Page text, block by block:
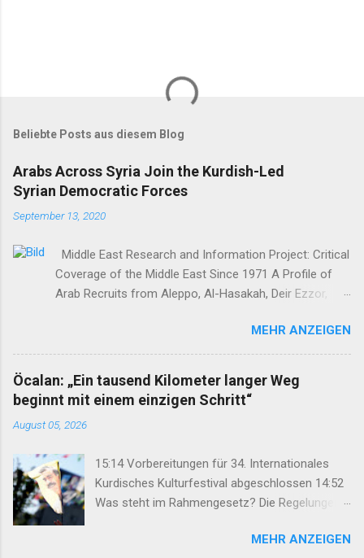
Beliebte Posts aus diesem Blog
Arabs Across Syria Join the Kurdish-Led
Syrian Democratic Forces
September 13, 2020
Middle East Research and Information Project: Critical
Coverage of the Middle East Since 1971 A Profile of
Arab Recruits from Aleppo, Al-Hasakah, Deir Ezzor,
Austin Holmes In: 295 (Summer 2020) I n 2012, as the
so-called Arab Spring protests in Damascus and
elsewhere in Syria descended into a brutal civil war,
President Bashar al-Asad withdrew his forces from
northern Syria to turn their guns on rebels in the south.
Into the vacuum stepped the Democratic Union Party
wing, the People’s Protection Units (Yekîneyên
Parastina Gel, or YPG)—which set up a rudimentary
Autonomous Administration in three cantons: Afrin,
Kobane and Jazira. Surrounded by enemies, the three
cantons that declared self-rule were not even
MEHR ANZEIGEN
Öcalan: „Ein tausend Kilometer langer Weg
beginnt mit einem einzigen Schritt“
August 05, 2026
15:14 Vorbereitungen für 34. Internationales
Kurdisches Kulturfestival abgeschlossen 14:52
Was steht im Rahmengesetz? Die Regelungen
Keimzelle des Demokratisierungsprozesses
MEHR ANZEIGEN